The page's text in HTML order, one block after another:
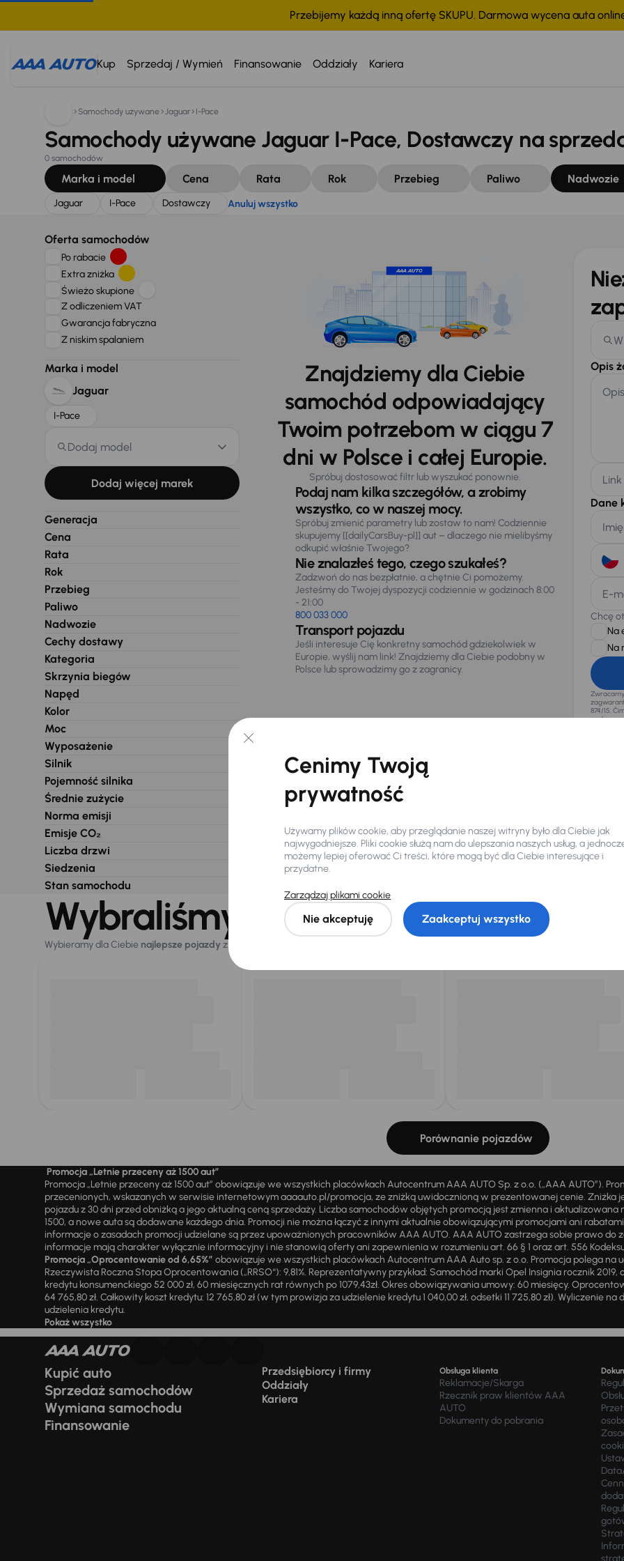
Przebijemy każdą inną ofertę SKUPU. Darmowa wycena auta
Kup Sprzedaj / Wymień Finansowanie Oddziały Kariera
Szukam: Anuluj wszystko
Samochody używane Jaguar I-Pace
Samochody używane Jaguar I-Pace, Dostawczy na
0 samochodów
Marka i model Cena Rata Rok Przebieg Paliwo Nadwozie
Jaguar I-Pace Dostawczy Anuluj wszystko
Oferta samochodów
Po rabacie
Extra zniżka
Świeżo skupione
Z odliczeniem VAT
Gwarancja fabryczna
Z niskim spalaniem
Marka i model
Jaguar
I-Pace
Dodaj model
Dodaj więcej marek
Generacja
Cena
Rata
Rok
Przebieg
Paliwo
Nadwozie
Cechy dostawy
Kategoria
Skrzynia biegów
Napęd
Kolor
Moc
Wyposażenie
Silnik
Pojemność silnika
Średnie zużycie
Norma emisji
Emisje CO₂
Liczba drzwi
Siedzenia
Stan samochodu
Znajdziemy dla Ciebie
samochód odpowiadający
Twoim potrzebom w ciągu 7
dni w Polsce i całej Europie.
Spróbuj dostosować filtr lub wyszukać ponownie.
Podaj nam kilka szczegółów, a zrobimy
wszystko, co w naszej mocy.
Spróbuj zmienić parametry lub zostaw to nam! Codziennie
skupujemy [[dailyCarsBuy-pl]] aut – dlaczego nie mielibyśmy
odkupić właśnie Twojego?
Nie znalazłeś tego, czego szukałeś?
Zadzwoń do nas bezpłatnie, a chętnie Ci pomożemy.
Jesteśmy do Twojej dyspozycji codziennie w godzinach 8:00
- 21:00
800 033 000
Transport pojazdu
Jeśli interesuje Cię konkretny samochód gdziekolwiek w
Europie, wyślij nam link! Znajdziemy dla Ciebie podobny w
Polsce lub sprowadzimy go z zagranicy.
Opis
Dane
E-
Chcę
Na
Na
874/15,
osobowe
Wybraliśmy dla Ciebie
Wybieramy dla Ciebie najlepsze pojazdy z naszej oferty. Kupimy dla Ciebie
Porównanie pojazdów
Promocja „Letnie przeceny aż 1500 aut”
Promocja „Letnie przeceny aż 1500 aut” obowiązuje we wszystkich placówkach Autocentrum AAA AUTO Sp. z o.o. („AAA AUTO”).
przecenionych, wskazanych w serwisie internetowym aaaauto.pl/promocja, ze zniżką uwidocznioną w prezentowanej cenie. Zniżka
pojazdu z 30 dni przed obniżką a jego aktualną ceną sprzedaży. Liczba samochodów objętych promocją jest zmienna i
1500, a nowe auta są dodawane każdego dnia. Promocji nie można łączyć z innymi aktualnie obowiązującymi promocjami ani
informacje o zasadach promocji udzielane są przez upoważnionych pracowników AAA AUTO. AAA AUTO zastrzega sobie prawo
informacje mają charakter wyłącznie informacyjny i nie stanowią oferty ani zapewnienia w rozumieniu art. 66 § 1 oraz art. 556
Promocja „Oprocentowanie od 6,65%” obowiązuje we wszystkich placówkach Autocentrum AAA Auto sp. z o.o. Promocja polega na
Rzeczywista Roczna Stopa Oprocentowania („RRSO“): 9,81%. Reprezentatywny przykład: Samochód marki Opel Insignia rocznik 2019,
kredytu konsumenckiego 52 000 zł, 60 miesięcznych rat równych po 1079,43zł. Okres obowiązywania umowy: 60 miesięcy.
64 765,80 zł. Całkowity koszt kredytu: 12 765,80 zł (w tym prowizja za udzielenie kredytu 1 040,00 zł, odsetki 11 725,80 zł). Wyliczenie
udzielenia kredytu.
Pokaż wszystko
Kupić auto
Sprzedaż samochodów
Wymiana samochodu
Finansowanie
Przedsiębiorcy i firmy
Oddziały
Kariera
Obsługa klienta
Reklamacje/Skarga
Rzecznik praw klientów AAA
AUTO
Dokumenty do pobrania
Cenimy Twoją
prywatność
Używamy plików cookie, aby przeglądanie naszej witryny było dla Ciebie jak
najwygodniejsze. Pliki cookie służą nam do ulepszania naszych usług, a
możemy lepiej oferować Ci treści, które mogą być dla Ciebie interesujące i
przydatne.
Zarządzaj plikami cookie
Nie akceptuję Zaakceptuj wszystko